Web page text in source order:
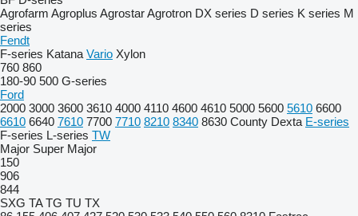
Agrofarm Agroplus AgrostarAgrotron DX series D series K series M
series
Fendt
F-series Katana Vario Xylon
760 860
180-90 500 G-series
Ford
2000 3000 3600 3610 4000 4110 4600 4610 5000 5600 5610 6600
6610 6640 7610 7700 7710 8210 8340 8630 County Dexta E-series
F-series L-series TW
Major Super Major
150
906
844
SXG TA TG TU TX